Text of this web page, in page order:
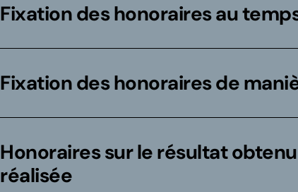
Fixation des honoraires au
Fixation des honoraires de
Honoraires sur le résultat
réalisée